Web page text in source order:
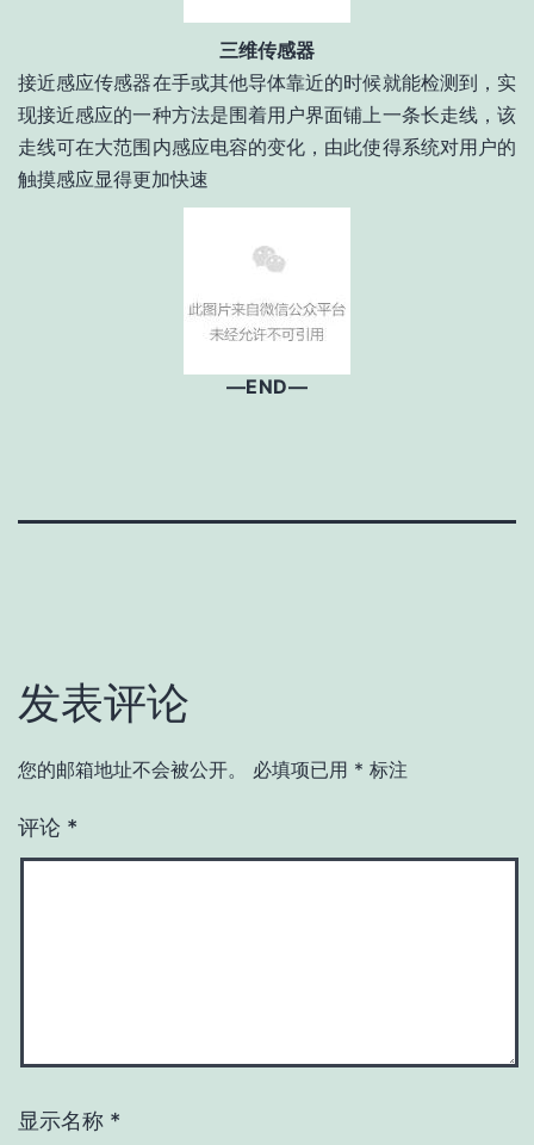
三维传感器
接近感应传感器在手或其他导体靠近的时候就能检测到，实
现接近感应的一种方法是围着用户界面铺上一条长走线，该
走线可在大范围内感应电容的变化，由此使得系统对用户的
触摸感应显得更加快速
—END—
发表评论
您的邮箱地址不会被公开。 必填项已用 * 标注
评论 *
显示名称 *